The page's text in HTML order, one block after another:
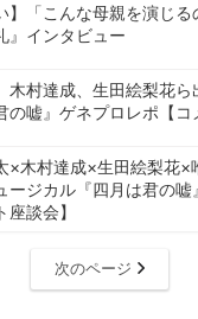
】「こんな母親を演じ
』インタビュー
木村達成、生田絵梨花
の嘘』ゲネプロレポ【コ
×木村達成×生田絵梨花
ージカル『四月は君の嘘
座談会】
次のページ